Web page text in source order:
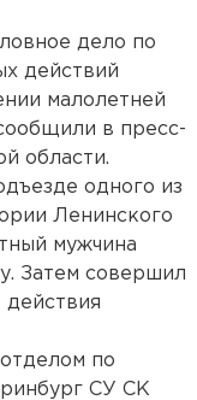
дело по
действий
малолетней
в пресс-
области.
одного из
Ленинского
мужчина
Затем совершил
по
СУ СК